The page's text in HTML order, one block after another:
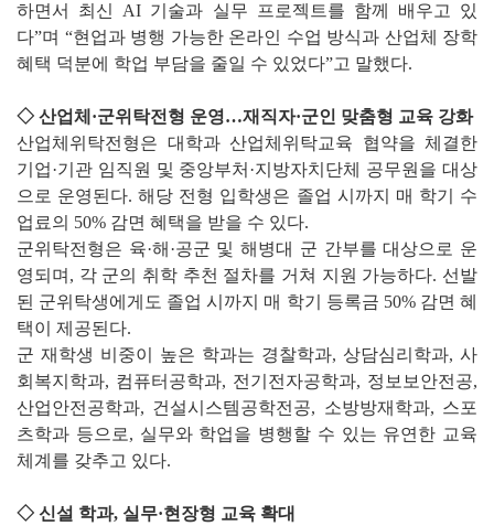
하면서 최신 AI 기술과 실무 프로젝트를 함께 배우고 있
다”며 “현업과 병행 가능한 온라인 수업 방식과 산업체 장학
혜택 덕분에 학업 부담을 줄일 수 있었다”고 말했다.
◇ 산업체·군위탁전형 운영…재직자·군인 맞춤형 교육 강화
산업체위탁전형은 대학과 산업체위탁교육 협약을 체결한
기업·기관 임직원 및 중앙부처·지방자치단체 공무원을 대상
으로 운영된다. 해당 전형 입학생은 졸업 시까지 매 학기 수
업료의 50% 감면 혜택을 받을 수 있다.
군위탁전형은 육·해·공군 및 해병대 군 간부를 대상으로 운
영되며, 각 군의 취학 추천 절차를 거쳐 지원 가능하다. 선발
된 군위탁생에게도 졸업 시까지 매 학기 등록금 50% 감면 혜
택이 제공된다.
군 재학생 비중이 높은 학과는 경찰학과, 상담심리학과, 사
회복지학과, 컴퓨터공학과, 전기전자공학과, 정보보안전공,
산업안전공학과, 건설시스템공학전공, 소방방재학과, 스포
츠학과 등으로, 실무와 학업을 병행할 수 있는 유연한 교육
체계를 갖추고 있다.
◇ 신설 학과, 실무·현장형 교육 확대